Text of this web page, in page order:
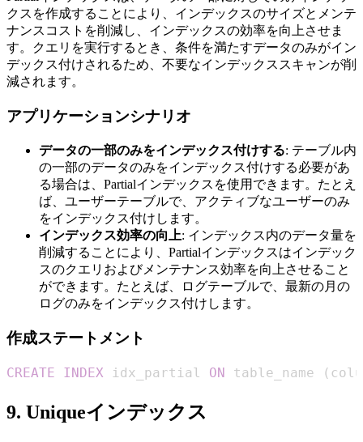
クスを作成することにより、インデックスのサイズとメンテ
ナンスコストを削減し、インデックスの効率を向上させま
す。クエリを実行するとき、条件を満たすデータのみがイン
デックス付けされるため、不要なインデックススキャンが削
減されます。
アプリケーションシナリオ
データの一部のみをインデックス付けする: テーブル内
の一部のデータのみをインデックス付けする必要があ
る場合は、Partialインデックスを使用できます。たとえ
ば、ユーザーテーブルで、アクティブなユーザーのみ
をインデックス付けします。
インデックス効率の向上: インデックス内のデータ量を
削減することにより、Partialインデックスはインデック
スのクエリおよびメンテナンス効率を向上させること
ができます。たとえば、ログテーブルで、最新の月の
ログのみをインデックス付けします。
作成ステートメント
CREATE INDEX idx_partial ON table_name (
9. Uniqueインデックス